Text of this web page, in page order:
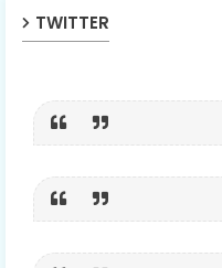
TWITTER